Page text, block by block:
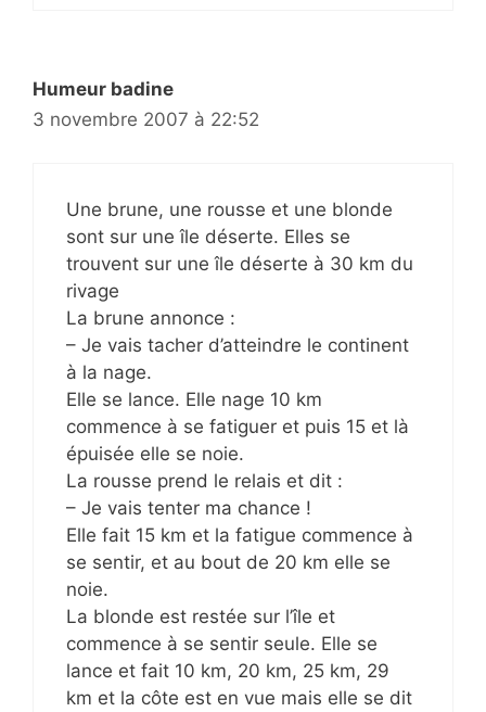
Humeur badine
3 novembre 2007 à 22:52
Une brune, une rousse et une blonde
sont sur une île déserte. Elles se
trouvent sur une île déserte à 30 km du
rivage
La brune annonce :
– Je vais tacher d’atteindre le continent
à la nage.
Elle se lance. Elle nage 10 km
commence à se fatiguer et puis 15 et là
épuisée elle se noie.
La rousse prend le relais et dit :
– Je vais tenter ma chance !
Elle fait 15 km et la fatigue commence à
se sentir, et au bout de 20 km elle se
noie.
La blonde est restée sur l’île et
commence à se sentir seule. Elle se
lance et fait 10 km, 20 km, 25 km, 29
km et la côte est en vue mais elle se dit